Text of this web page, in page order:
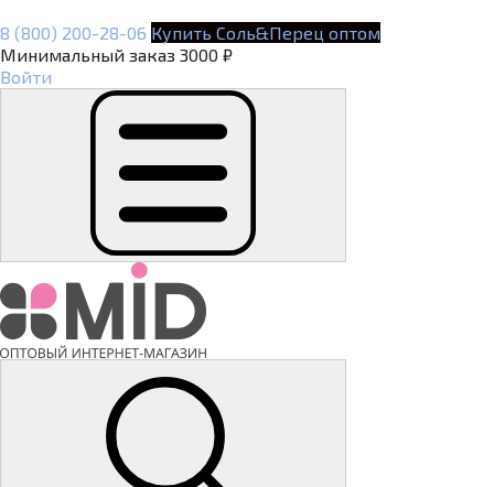
8 (800) 200-28-06 Купить Соль&Перец оптом
Минимальный заказ 3000 ₽
Войти